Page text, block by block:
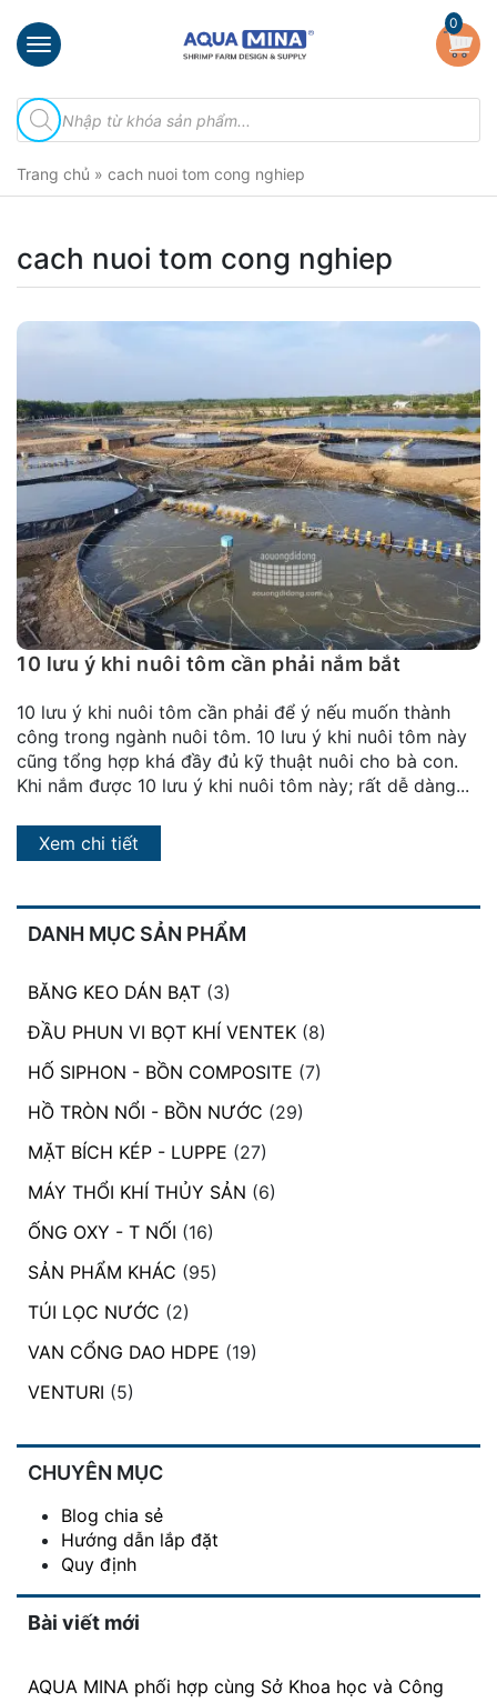
×
chủ
thiệu
Đầu
Vi
Ventek
Hướng
dẫn
đặt
Quy
định
Blog
chia
Liên
hệ
0
Tìm
kiếm
sản
Trang chủ » cach nuoi tom cong nghiep
DANH MỤC SẢN PHẨM
BĂNG KEO DÁN BẠT (3)
ĐẦU PHUN VI BỌT KHÍ VENTEK (8)
HỐ SIPHON - BỒN COMPOSITE (7)
HỒ TRÒN NỔI - BỒN NƯỚC (29)
MẶT BÍCH KÉP - LUPPE (27)
MÁY THỔI KHÍ THỦY SẢN (6)
ỐNG OXY - T NỐI (16)
SẢN PHẨM KHÁC (95)
TÚI LỌC NƯỚC (2)
VAN CỔNG DAO HDPE (19)
VENTURI (5)
CHUYÊN MỤC
Blog chia sẻ
Hướng dẫn lắp đặt
Quy định
Bài viết mới
AQUA MINA phối hợp cùng Sở Khoa học và Công
cach nuoi tom cong nghiep
10 lưu ý khi nuôi tôm cần phải nắm bắt
10 lưu ý khi nuôi tôm cần phải để ý nếu muốn thành
công trong ngành nuôi tôm. 10 lưu ý khi nuôi tôm này
cũng tổng hợp khá đầy đủ kỹ thuật nuôi cho bà con.
Khi nắm được 10 lưu ý khi nuôi tôm này; rất dễ dàng...
Xem chi tiết